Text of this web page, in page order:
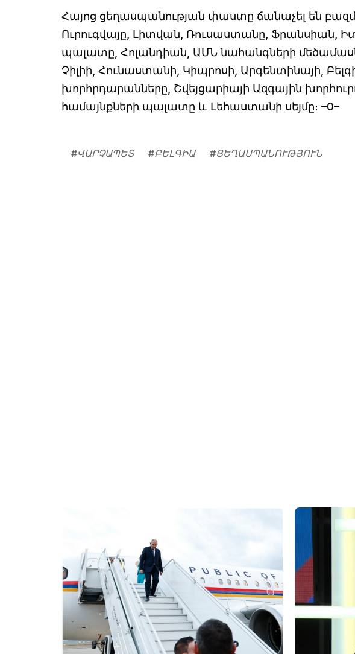
Հայոց ցեղասպանության փաստը ճանաչել են
Ուրուգվայը, Լիտվան, Ռուսաստանը, Ֆրանսիան,
պալատը, Հոլանդիան, ԱՄՆ նահանգների
Չիլիի, Հունաստանի, Կիպրոսի, Արգենտինայի,
խորհրդարանները, Շվեյցարիայի Ազգային
համայնքների պալատը և Լեհաստանի սեյմը։ –0–
#ՎԱՐՉԱՊԵՏ #ԲԵԼԳԻԱ #ՑԵՂԱՍՊԱՆՈՒԹՅՈՒՆ